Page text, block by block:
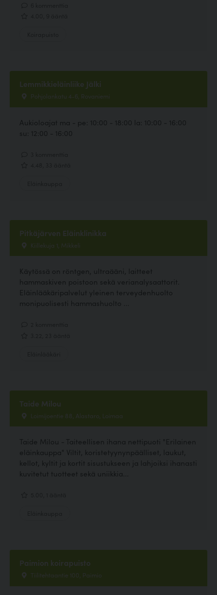
Lemmikkieläinliike Jälki
Pohjolankatu 4-6, Rovaniemi
Aukioloajat ma - pe: 10:00 - 18:00 la: 10:00 - 16:00
su: 12:00 - 16:00
Pitkäjärven Eläinklinikka
Kiillekuja 1, Mikkeli
Käytössä on röntgen, ultraääni, laitteet
hammaskiven poistoon sekä verianalysaattorit.
Eläinlääkäripalvelut yleinen terveydenhuolto
monipuolisesti hammashuolto ...
Taide Milou
Loimijoentie 88, Alastaro, Loimaa
Taide Milou - Taiteellisen ihana nettipuoti "Erilainen
eläinkauppa" Viltit, koristetyynynpäälliset, laukut,
kellot, kyltit ja kortit sisustukseen ja lahjoiksi ihanasti
kuvitetut tuotteet sekä uniikkia...
Paimion koirapuisto
Tiilitehtaantie 100, Paimio